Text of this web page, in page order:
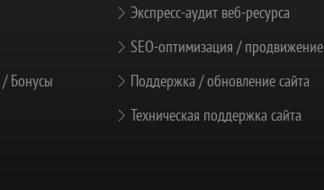
Бонусы
Экспресс-аудит веб-ресурса
SEO-оптимизация / продвижение
Поддержка / обновление сайта
Техническая поддержка сайта